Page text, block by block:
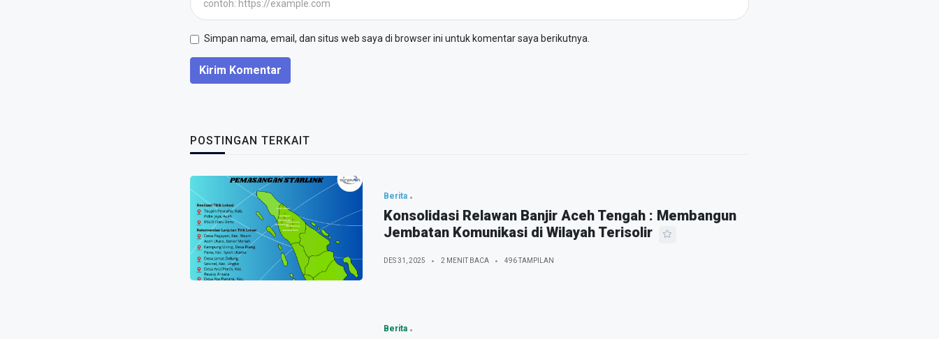
Simpan nama, email, dan situs web saya di browser ini untuk komentar saya berikutnya.
Kirim Komentar
POSTINGAN TERKAIT
Berita
Konsolidasi Relawan Banjir Aceh Tengah : Membangun
Jembatan Komunikasi di Wilayah Terisolir
DES 31, 2025 2 MENIT BACA 496 TAMPILAN
Berita